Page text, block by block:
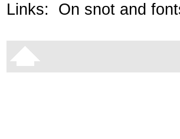
Links: On snot and